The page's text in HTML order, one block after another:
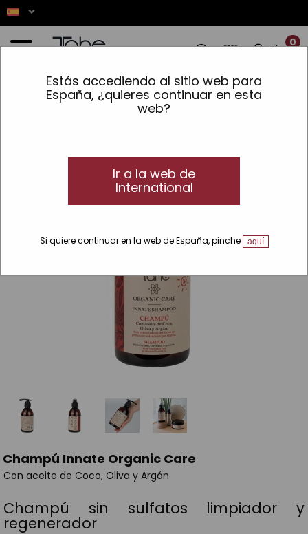
Estás accediendo al sitio web para
España, ¿quieres continuar en esta
web?
Ir a la web de
International
Si quiere continuar en la web de España, pinche aquí
0
✨ LOS PEDIDOS REALIZADOS
»Organic Care solar
Champú Innate Organic Care
Con aceite de Coco, Oliva y Argán
Champú sin sulfatos limpiador y
regenerador